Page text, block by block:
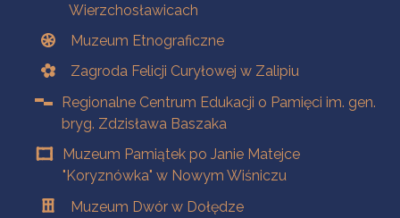
Wierzchosławicach
Muzeum Etnograficzne
Zagroda Felicji Curyłowej w Zalipiu
Regionalne Centrum Edukacji o Pamięci im. gen.
bryg. Zdzisława Baszaka
Muzeum Pamiątek po Janie Matejce
"Koryznówka" w Nowym Wiśniczu
Muzeum Dwór w Dołędze